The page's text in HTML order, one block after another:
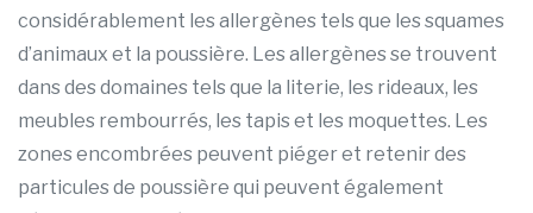
considérablement les allergènes tels que les squames
d’animaux et la poussière. Les allergènes se trouvent
dans des domaines tels que la literie, les rideaux, les
meubles rembourrés, les tapis et les moquettes. Les
zones encombrées peuvent piéger et retenir des
particules de poussière qui peuvent également